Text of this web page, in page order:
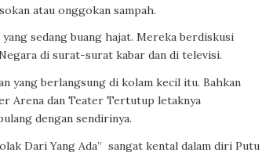
atau onggokan sampah.
sedang buang hajat. Mereka berdiskusi
di surat-surat kabar dan di televisi.
yang berlangsung di kolam kecil itu. Bahkan
Arena dan Teater Tertutup letaknya
dengan sendirinya.
Dari Yang Ada” sangat kental dalam diri Putu